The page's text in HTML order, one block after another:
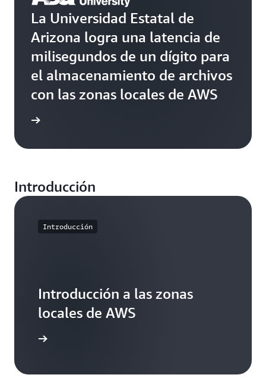
La Universidad Estatal de
Arizona logra una latencia de
milisegundos de un dígito para
el almacenamiento de archivos
con las zonas locales de AWS
Introducción
Introducción
Introducción a las zonas
locales de AWS